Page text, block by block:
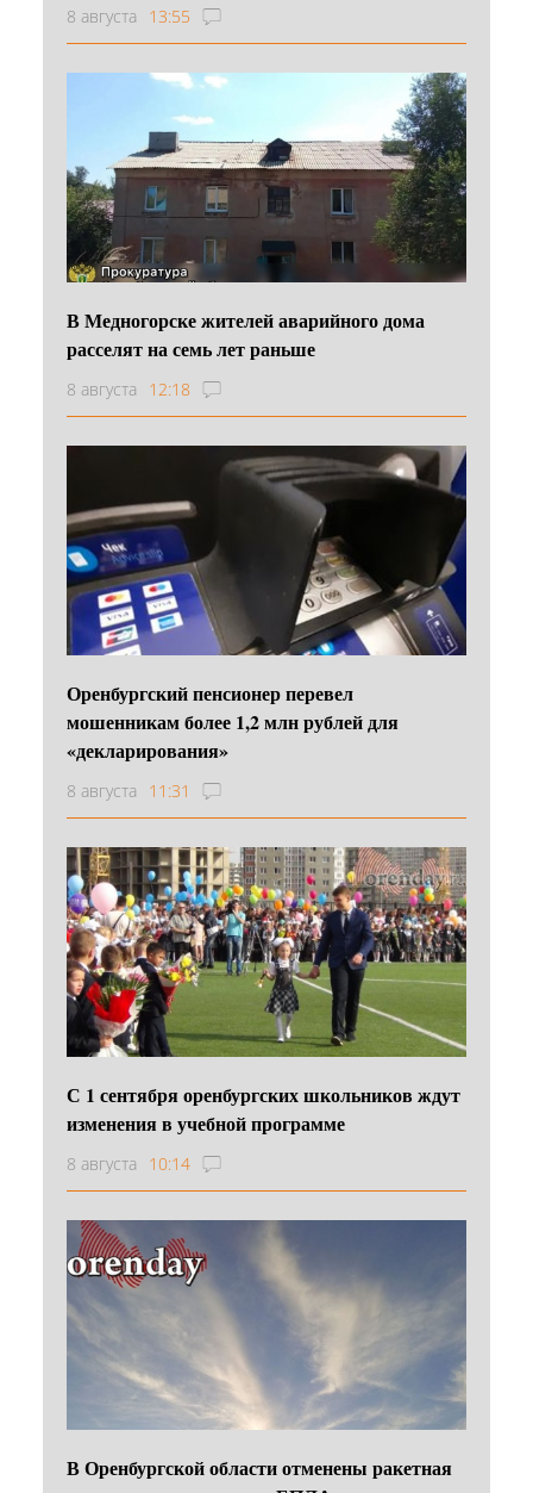
8 августа 13:55
В Медногорске жителей аварийного дома
расселят на семь лет раньше
8 августа 12:18
Оренбургский пенсионер перевел
мошенникам более 1,2 млн рублей для
«декларирования»
8 августа 11:31
С 1 сентября оренбургских школьников ждут
изменения в учебной программе
8 августа 10:14
В Оренбургской области отменены ракетная